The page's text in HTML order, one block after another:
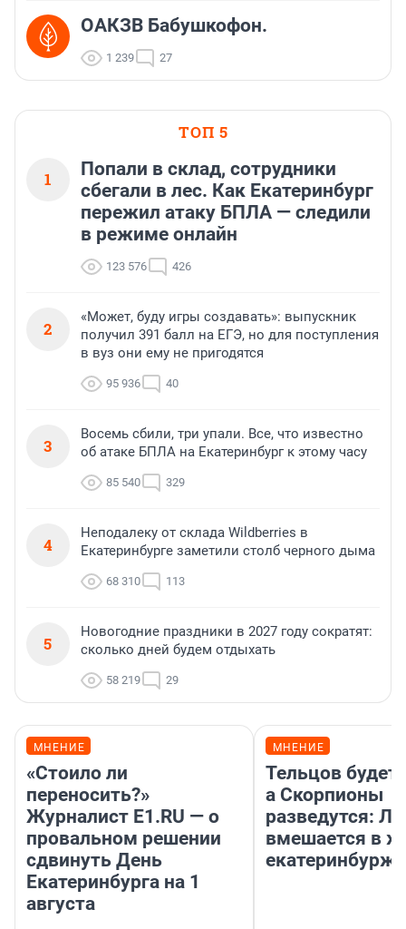
ОАКЗВ Бабушкофон.
1 239 27
ТОП 5
1
Попали в склад, сотрудники
сбегали в лес. Как Екатеринбург
пережил атаку БПЛА — следили
в режиме онлайн
123 576 426
2
«Может, буду игры создавать»: выпускник
получил 391 балл на ЕГЭ, но для поступления
в вуз они ему не пригодятся
95 936 40
3
Восемь сбили, три упали. Все, что известно
об атаке БПЛА на Екатеринбург к этому часу
85 540 329
4
Неподалеку от склада Wildberries в
Екатеринбурге заметили столб черного дыма
68 310 113
5
Новогодние праздники в 2027 году сократят:
сколько дней будем отдыхать
58 219 29
МНЕНИЕ
«Стоило ли
переносить?»
Журналист E1.RU — о
провальном решении
сдвинуть День
Екатеринбурга на 1
августа
МНЕНИЕ
Тельцов будет
а Скорпионы
разведутся:
вмешается в